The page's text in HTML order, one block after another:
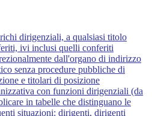
dirigenziali, a qualsiasi titolo
ivi inclusi quelli conferiti
dall'organo di indirizzo
senza procedure pubbliche di
e titolari di posizione
con funzioni dirigenziali (da
in tabelle che distinguano le
situazioni: dirigenti, dirigenti